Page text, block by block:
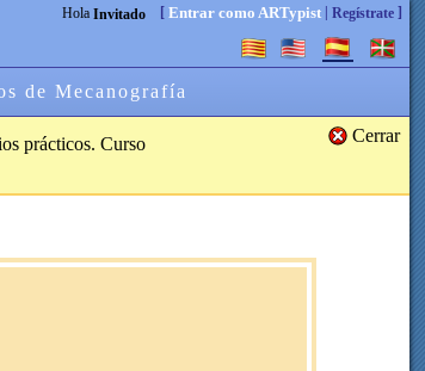
Hola Invitado [ Entrar como ARTypist| Regístrate]
de Mecanografía
Cerrar
prácticos. Curso